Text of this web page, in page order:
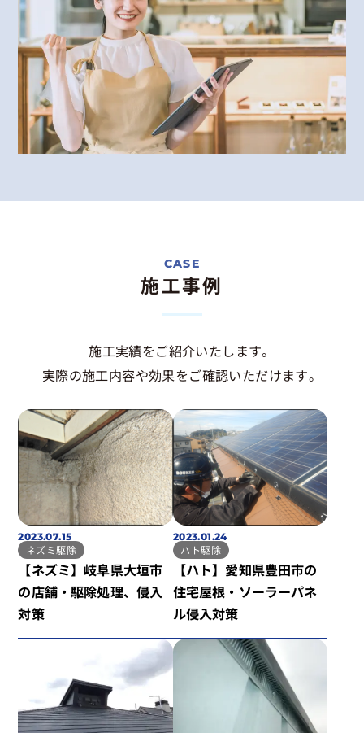
施工事例
施工実績をご紹介いたします。
実際の施工内容や効果をご確認いただけます。
2023.07.15
ネズミ駆除
【ネズミ】岐阜県大垣市
の店舗・駆除処理、侵入
対策
2023.01.24
ハト駆除
【ハト】愛知県豊田市の
住宅屋根・ソーラーパネ
ル侵入対策